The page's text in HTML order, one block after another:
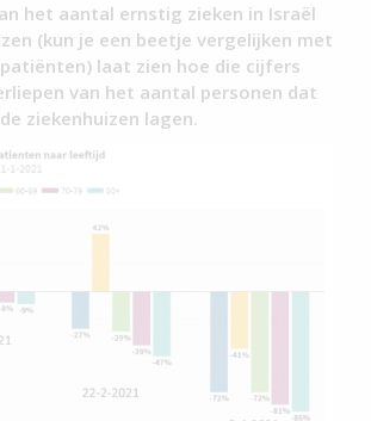
het aantal ernstig zieken in Israël
(kun je een beetje vergelijken met
laat zien hoe die cijfers
van het aantal personen dat
ziekenhuizen lagen.